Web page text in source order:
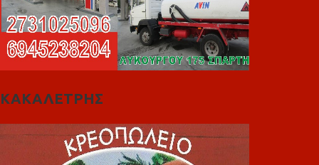
ΚΑΚΑΛΕΤΡΗΣ